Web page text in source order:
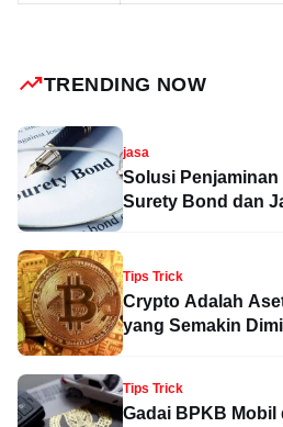
trending_upTRENDING NOW
jasa
Solusi
Surety Bond dan
Tips Trick
Crypto Adalah
yang Semakin
Tips Trick
Gadai BPKB Mobil